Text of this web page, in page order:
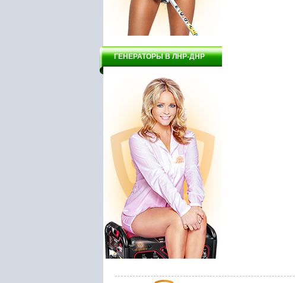
ГЕНЕРАТОРЫ В ЛНР-ДНР